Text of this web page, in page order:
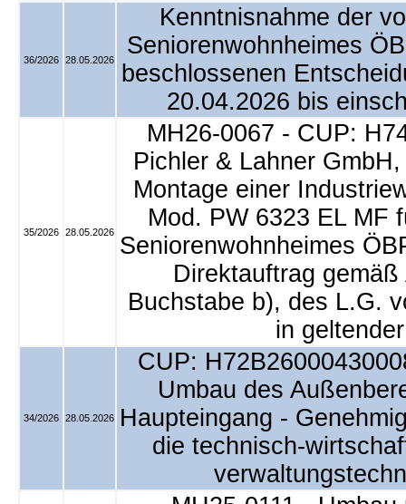
36/2026 28.05.2026
Kenntnisnahme der
Seniorenwohnheimes
beschlossenen
20.04.2026 bis
35/2026 28.05.2026
MH26-0067 - CUP:
Pichler & Lahner
Montage einer
Mod. PW 6323 EL MF
Seniorenwohnheimes
Direktauftrag
Buchstabe b), des L.G.
in
34/2026 28.05.2026
CUP:
Umbau des
Haupteingang -
die technisch-